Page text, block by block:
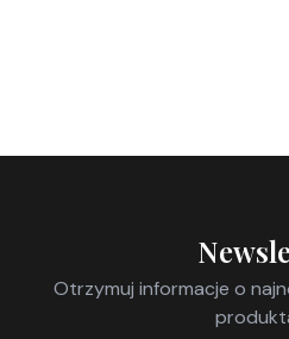
Otrzymuj informacje o